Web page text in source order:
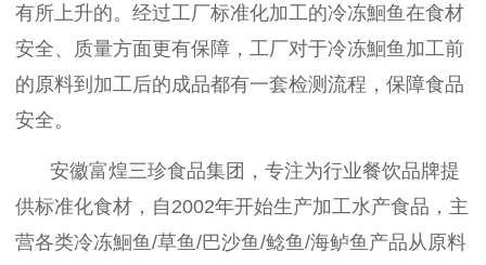
有所上升的。经过工厂标准化加工的冷冻鮰鱼在食材
安全、质量方面更有保障，工厂对于冷冻鮰鱼加工前
的原料到加工后的成品都有一套检测流程，保障食品
安全。
安徽富煌三珍食品集团，专注为行业餐饮品牌提
供标准化食材，自 2002年开始生产加工水产食品，主
营各类冷冻鮰鱼/草鱼/巴沙鱼/鲶鱼/海鲈鱼产品从原料